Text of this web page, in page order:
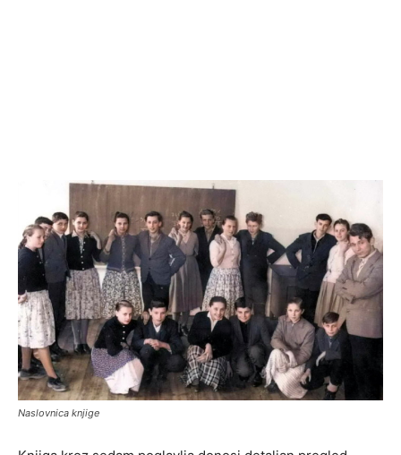
Naslovnica knjige